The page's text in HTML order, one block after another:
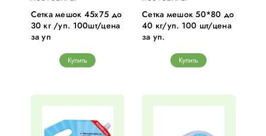
Сетка мешок 45х75 до
30 кг /уп. 100шт/цена
за уп
Купить
Сетка мешок 50*80 до
40 кг/уп. 100 шт/цена
за уп.
Купить